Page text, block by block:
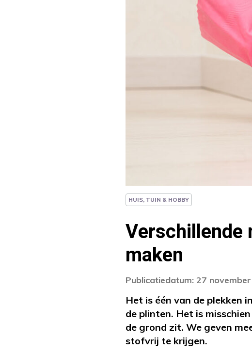
HUIS, TUIN & HOBBY
Verschillende
maken
Publicatiedatum: 27
Het is één van de plekken
de plinten. Het is
de grond zit. We geven
stofvrij te krijgen.